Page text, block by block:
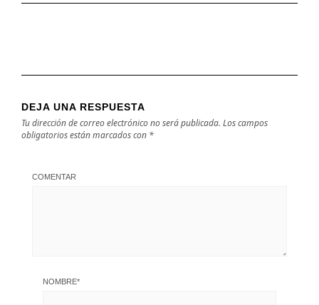
DEJA UNA RESPUESTA
Tu dirección de correo electrónico no será publicada. Los campos
obligatorios están marcados con *
COMENTAR
NOMBRE*